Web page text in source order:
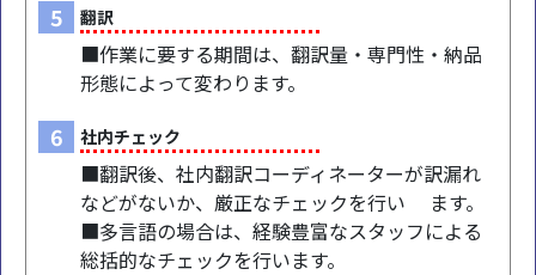
5 翻訳
■作業に要する期間は、翻訳量・専門性・納品
形態によって変わります。
6 社内チェック
■翻訳後、社内翻訳コーディネーターが訳漏れ
などがないか、厳正なチェックを行い ます。
■多言語の場合は、経験豊富なスタッフによる
総括的なチェックを行います。